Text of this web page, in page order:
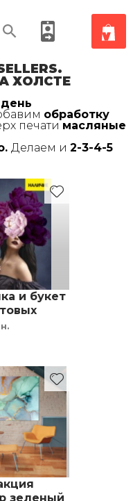
ХОЛСТЕ
день
обработку
печати масляные
Делаем и 2-3-4-5
и букет
зеленый